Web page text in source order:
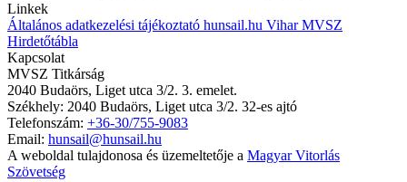
Linkek
Általános adatkezelési tájékoztató hunsail.hu ViharMVSZ
Hirdetőtábla
Kapcsolat
MVSZ Titkárság
2040 Budaörs, Liget utca 3/2. 3. emelet.
Székhely: 2040 Budaörs, Liget utca 3/2. 32-es ajtó
Telefonszám: +36-30/755-9083
Email: hunsail@hunsail.hu
A weboldal tulajdonosa és üzemeltetője a Magyar Vitorlás
Szövetség